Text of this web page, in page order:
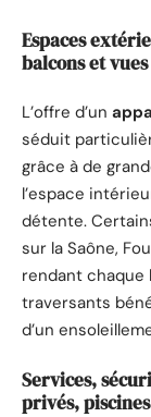
Espaces
balcons et
L’offre d’un
séduit
grâce à de
l’espace
détente.
sur la Saône,
rendant chaque
traversants
d’un
Services,
privés,